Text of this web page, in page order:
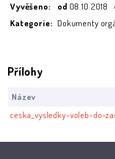
Vyvěšeno: od 08.10.2018
Kategorie: Dokumenty
Přílohy
Název
ceska_vysledky-voleb-do-